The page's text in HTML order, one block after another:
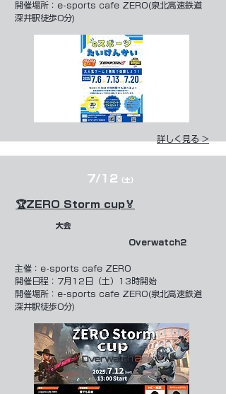
開催場所：e-sports cafe ZERO(泉北高速鉄道
深井駅徒歩0分)
詳しく見る >
7/12 （土）
🏆ZERO Storm cup🏅
​大会
Overwatch2
​主催： e-sports cafe ZERO
開催日程：7月12日（土）13時開始
開催場所：e-sports cafe ZERO(泉北高速鉄道
深井駅徒歩0分)